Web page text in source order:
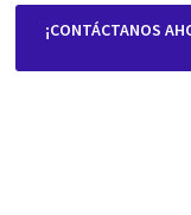
¡CONTÁCTANOS